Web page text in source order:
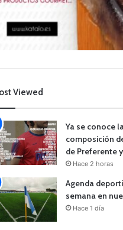
Viewed
Ya se conoce
composición
de Preferente
Hace 2 horas
Agenda
semana en
Hace 1 día